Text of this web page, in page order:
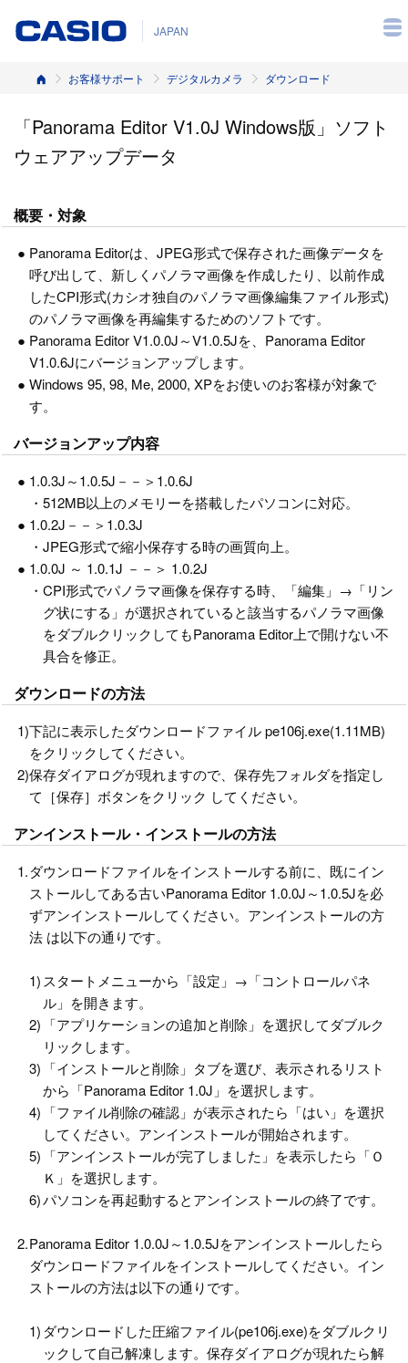
JAPAN
ホームお客様サポート デジタルカメラ ダウンロード
「Panorama Editor V1.0J Windows版」ソフト
ウェアアップデータ
概要・対象
● Panorama Editorは、JPEG形式で保存された画像データを
呼び出して、新しくパノラマ画像を作成したり、以前作成
したCPI形式(カシオ独自のパノラマ画像編集ファイル形式)
のパノラマ画像を再編集するためのソフトです。
● Panorama Editor V1.0.0J～V1.0.5Jを、Panorama Editor
V1.0.6Jにバージョンアップします。
● Windows 95, 98, Me, 2000, XPをお使いのお客様が対象で
す。
バージョンアップ内容
● 1.0.3J～1.0.5J－－＞1.0.6J
・512MB以上のメモリーを搭載したパソコンに対応。
● 1.0.2J－－＞1.0.3J
・JPEG形式で縮小保存する時の画質向上。
● 1.0.0J ～ 1.0.1J －－＞ 1.0.2J
・CPI形式でパノラマ画像を保存する時、「編集」→「リン
グ状にする」が選択されていると該当するパノラマ画像
をダブルクリックしてもPanorama Editor上で開けない不
具合を修正。
ダウンロードの方法
1)下記に表示したダウンロードファイル pe106j.exe(1.11MB)
をクリックしてください。
2)保存ダイアログが現れますので、保存先フォルダを指定し
て［保存］ボタンをクリック してください。
アンインストール・インストールの方法
1.ダウンロードファイルをインストールする前に、既にイン
ストールしてある古いPanorama Editor 1.0.0J～1.0.5Jを必
ずアンインストールしてください。アンインストールの方
法 は以下の通りです。
1) スタートメニューから「設定」→「コントロールパネ
ル」を開きます。
2) 「アプリケーションの追加と削除」を選択してダブルク
リックします。
3) 「インストールと削除」タブを選び、表示されるリスト
から「Panorama Editor 1.0J」を選択します。
4) 「ファイル削除の確認」が表示されたら「はい」を選択
してください。アンインストールが開始されます。
5) 「アンインストールが完了しました」を表示したら「Ｏ
Ｋ」を選択します。
6)パソコンを再起動するとアンインストールの終了です。
2.Panorama Editor 1.0.0J～1.0.5Jをアンインストールしたら
ダウンロードファイルをインストールしてください。イン
ストールの方法は以下の通りです。
1) ダウンロードした圧縮ファイル(pe106j.exe)をダブルクリ
ックして自己解凍します。保存ダイアログが現れたら解